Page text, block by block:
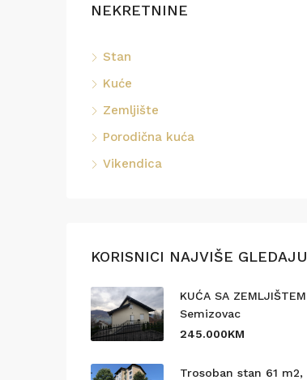
NEKRETNINE
Stan
Kuće
Zemljište
Porodična kuća
Vikendica
KORISNICI NAJVIŠE GLEDAJU
KUĆA SA ZEMLJIŠTEM
Semizovac
245.000KM
Trosoban stan 61 m2,